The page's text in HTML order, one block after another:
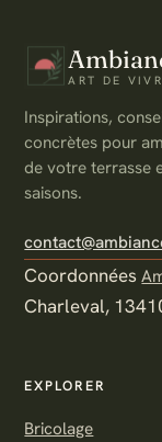
ART DE
Inspirations,
concrètes pour
de votre terrasse
saisons.
Coordonnées
Charleval,
EXPLORER
Bricolage